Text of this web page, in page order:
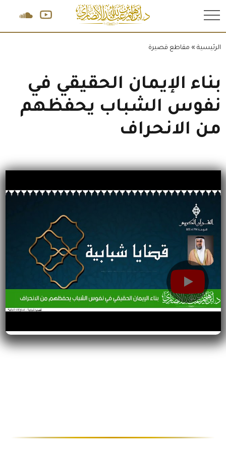
الرئيسية » مقاطع قصيرة
بناء الإيمان الحقيقي في
نفوس الشباب يحفظهم
من الانحراف